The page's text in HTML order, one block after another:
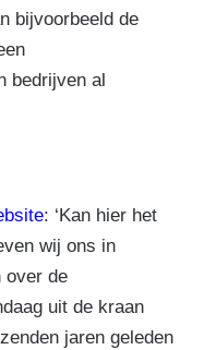
bijvoorbeeld de
bedrijven al
: ‘Kan hier het
wij ons in
over de
uit de kraan
jaren geleden